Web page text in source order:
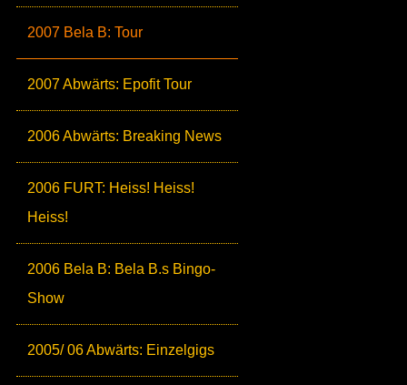
2007 Bela B: Tour
2007 Abwärts: Epofit Tour
2006 Abwärts: Breaking News
2006 FURT: Heiss! Heiss!
Heiss!
2006 Bela B: Bela B.s Bingo-
Show
2005/ 06 Abwärts: Einzelgigs